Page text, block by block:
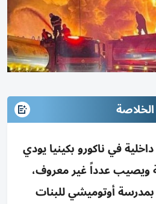
الخلاصة
في ناكورو بكينيا يودي
16 طالبة ويصيب عدداً غير معروف،
أوتوميشي للبنات